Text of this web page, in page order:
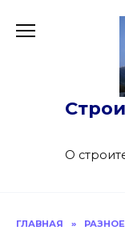
О
ГЛАВНАЯ » РАЗНОЕ